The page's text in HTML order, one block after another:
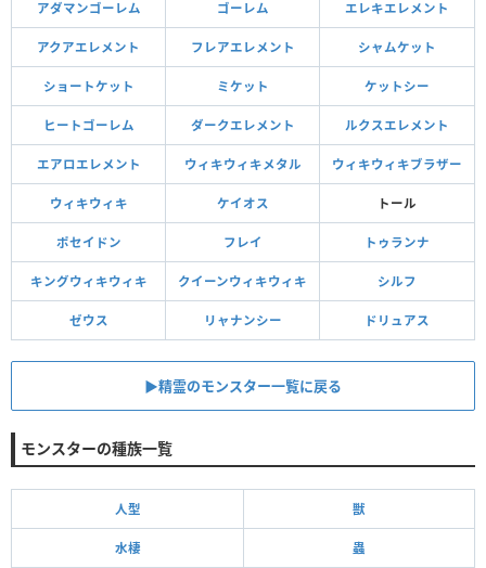
アダマンゴーレム ゴーレム エレキエレメント
アクアエレメント フレアエレメント シャムケット
ショートケット ミケット ケットシー
ヒートゴーレム ダークエレメント ルクスエレメント
エアロエレメント ウィキウィキメタル ウィキウィキブラザー
ウィキウィキ ケイオス トール
ポセイドン フレイ トゥランナ
キングウィキウィキ クイーンウィキウィキ シルフ
ゼウス リャナンシー ドリュアス
▶︎精霊のモンスター一覧に戻る
モンスターの種族一覧
人型 獣
水棲 蟲